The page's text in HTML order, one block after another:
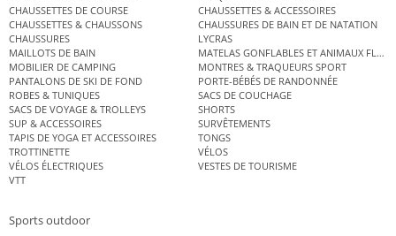
CHAUSSETTES DE COURSE
CHAUSSETTES & ACCESSOIRES
CHAUSSETTES & CHAUSSONS
CHAUSSURES DE BAIN ET DE NATATION
CHAUSSURES
LYCRAS
MAILLOTS DE BAIN
MATELAS GONFLABLES ET ANIMAUX
MOBILIER DE CAMPING
MONTRES & TRAQUEURS SPORT
PANTALONS DE SKI DE FOND
PORTE-BÉBÉS DE RANDONNÉE
ROBES & TUNIQUES
SACS DE COUCHAGE
SACS DE VOYAGE & TROLLEYS
SHORTS
SUP & ACCESSOIRES
SURVÊTEMENTS
TAPIS DE YOGA ET ACCESSOIRES
TONGS
TROTTINETTE
VÉLOS
VÉLOS ÉLECTRIQUES
VESTES DE TOURISME
VTT
Sports outdoor